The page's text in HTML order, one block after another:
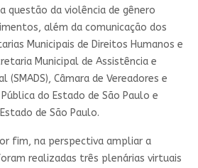
da violência de gênero
além da comunicação dos
Municipais de Direitos Humanos e
Municipal de Assistência e
(SMADS), Câmara de Vereadores e
do Estado de São Paulo e
de São Paulo.
fim, na perspectiva ampliar a
realizadas três plenárias virtuais